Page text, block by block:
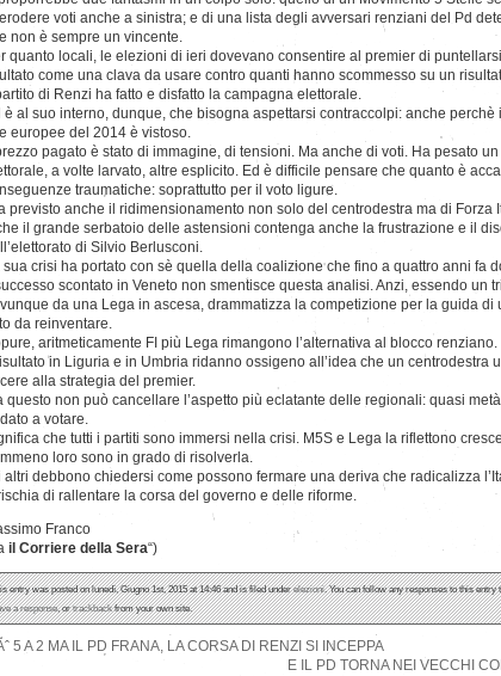
voti anche a sinistra; e di una lista degli avversari renziani del Pd
non è sempre un vincente.
quanto locali, le elezioni di ieri dovevano consentire al premier di
come una clava da usare contro quanti hanno scommesso su un
partito di Renzi ha fatto e disfatto la campagna elettorale.
è al suo interno, dunque, che bisogna aspettarsi contraccolpi: anche perchè
europee del 2014 è vistoso.
prezzo pagato è stato di immagine, di tensioni. Ma anche di voti. Ha pesato
a volte larvato, altre esplicito. Ed è difficile pensare che quanto è
traumatiche: soprattutto per il voto ligure.
previsto anche il ridimensionamento non solo del centrodestra ma di Forza
il grande serbatoio delle astensioni contenga anche la frustrazione e il
di Silvio Berlusconi.
sua crisi ha portato con sè quella della coalizione che fino a quattro anni fa
successo scontato in Veneto non smentisce questa analisi. Anzi, essendo un
da una Lega in ascesa, drammatizza la competizione per la guida di
da reinventare.
aritmeticamente FI più Lega rimangono l’alternativa al blocco renziano.
risultato in Liguria e in Umbria ridanno ossigeno all’idea che un centrodestra
alla strategia del premier.
questo non può cancellare l’aspetto più eclatante delle regionali: quasi
a votare.
che tutti i partiti sono immersi nella crisi. M5S e Lega la riflettono
loro sono in grado di risolverla.
altri debbono chiedersi come possono fermare una deriva che radicalizza
di rallentare la corsa del governo e delle riforme.
Franco
il Corriere della Sera“)
entry was posted on lunedì, Giugno 1st, 2015 at 14:46 and is filed underelezioni. You can follow any responses to this entry
a response, ortrackbackfrom your own site.
5 A 2 MA IL PD FRANA, LA CORSA DI RENZI SI INCEPPA
E IL PD TORNA NEI VECCHI